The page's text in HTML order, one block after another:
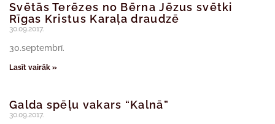
Svētās Terēzes no Bērna Jēzus svētki
Rīgas Kristus Karaļa draudzē
30.09.2017.
30.septembrī.
Lasīt vairāk »
Galda spēļu vakars “Kalnā”
30.09.2017.